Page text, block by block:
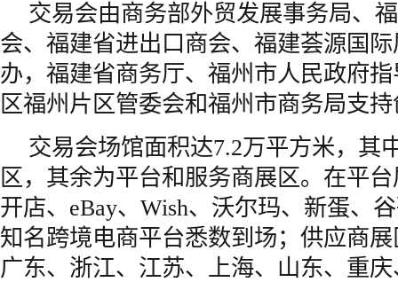
交易会由商务部外贸发展事务局、
会、 福建省进出口商会、福建荟源国
办，福建省商务厅、 福州市人民政府
区福州片区管委会和福州市商务局支
交易会场馆面积达7.2万平方米，其
区，其余为平台和服务商展区。在平
开店、eBay、Wish、沃尔玛、新蛋、
知名跨境电商平台悉数到场；供应商
广东、浙江、江苏、上海、山东、重